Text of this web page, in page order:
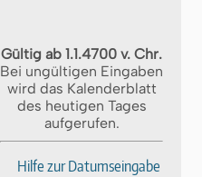
Gültig ab 1.1.4700 v. Chr.
Bei ungültigen Eingaben
wird das Kalenderblatt
des heutigen Tages
aufgerufen.
Hilfe zur Datumseingabe